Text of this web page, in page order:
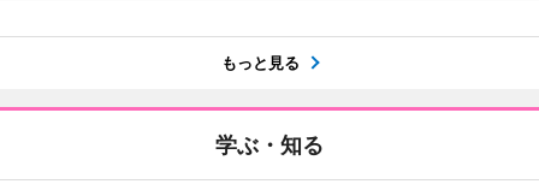
もっと見る
学ぶ・知る